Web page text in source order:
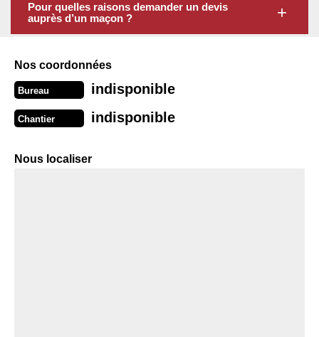
Pour quelles raisons demander un devis
auprès d’un maçon ?
Nos coordonnées
Bureau indisponible
Chantier indisponible
Nous localiser